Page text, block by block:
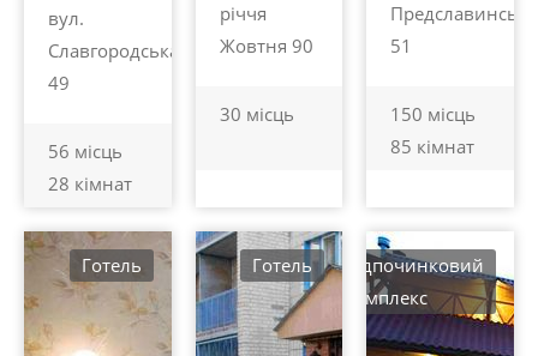
вул.
Славгородська
49
56 місць
28 кімнат
річчя
Жовтня 90
30 місць
Предславинська
51
150 місць
85 кімнат
Готель Готель
Відпочинковий
комплекс